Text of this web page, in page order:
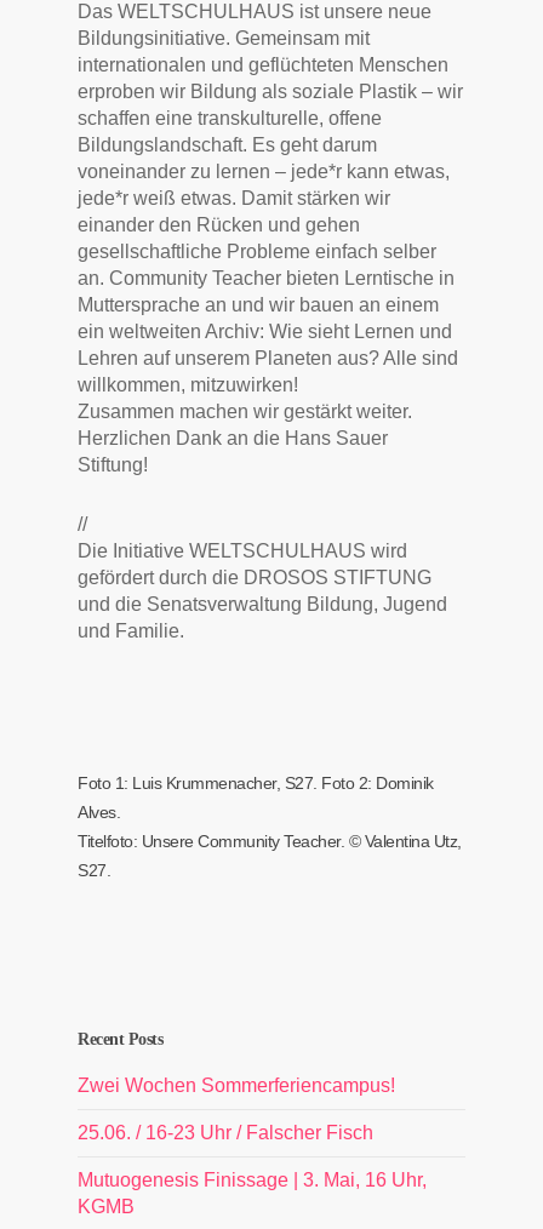
Das WELTSCHULHAUS ist unsere neue
Bildungsinitiative. Gemeinsam mit
internationalen und geflüchteten Menschen
erproben wir Bildung als soziale Plastik – wir
schaffen eine transkulturelle, offene
Bildungslandschaft. Es geht darum
voneinander zu lernen – jede*r kann etwas,
jede*r weiß etwas. Damit stärken wir
einander den Rücken und gehen
gesellschaftliche Probleme einfach selber
an. Community Teacher bieten Lerntische in
Muttersprache an und wir bauen an einem
ein weltweiten Archiv: Wie sieht Lernen und
Lehren auf unserem Planeten aus? Alle sind
willkommen, mitzuwirken!
Zusammen machen wir gestärkt weiter.
Herzlichen Dank an die Hans Sauer
Stiftung!
//
Die Initiative WELTSCHULHAUS wird
gefördert durch die DROSOS STIFTUNG
und die Senatsverwaltung Bildung, Jugend
und Familie.
Foto 1: Luis Krummenacher, S27. Foto 2: Dominik
Alves.
Titelfoto: Unsere Community Teacher. © Valentina Utz,
S27.
Recent Posts
Zwei Wochen Sommerferiencampus!
25.06. / 16-23 Uhr / Falscher Fisch
Mutuogenesis Finissage | 3. Mai, 16 Uhr,
KGMB